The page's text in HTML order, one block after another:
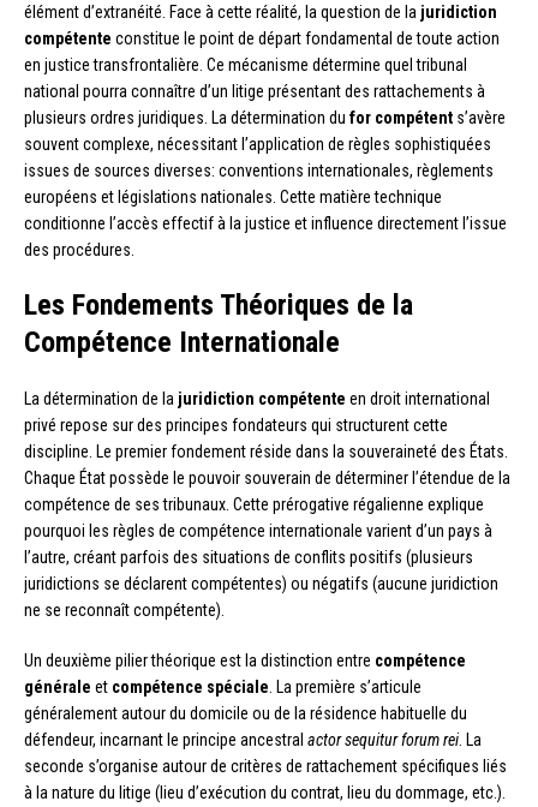
élément d’extranéité. Face à cette réalité, la question de la juridiction
compétente constitue le point de départ fondamental de toute action
en justice transfrontalière. Ce mécanisme détermine quel tribunal
national pourra connaître d’un litige présentant des rattachements à
plusieurs ordres juridiques. La détermination du for compétent s’avère
souvent complexe, nécessitant l’application de règles sophistiquées
issues de sources diverses: conventions internationales, règlements
européens et législations nationales. Cette matière technique
conditionne l’accès effectif à la justice et influence directement l’issue
des procédures.
Les Fondements Théoriques de la
Compétence Internationale
La détermination de la juridiction compétente en droit international
privé repose sur des principes fondateurs qui structurent cette
discipline. Le premier fondement réside dans la souveraineté des États.
Chaque État possède le pouvoir souverain de déterminer l’étendue de la
compétence de ses tribunaux. Cette prérogative régalienne explique
pourquoi les règles de compétence internationale varient d’un pays à
l’autre, créant parfois des situations de conflits positifs (plusieurs
juridictions se déclarent compétentes) ou négatifs (aucune juridiction
ne se reconnaît compétente).
Un deuxième pilier théorique est la distinction entre compétence
générale et compétence spéciale . La première s’articule
généralement autour du domicile ou de la résidence habituelle du
défendeur, incarnant le principe ancestral actor sequitur forum rei . La
seconde s’organise autour de critères de rattachement spécifiques liés
à la nature du litige (lieu d’exécution du contrat, lieu du dommage, etc.).